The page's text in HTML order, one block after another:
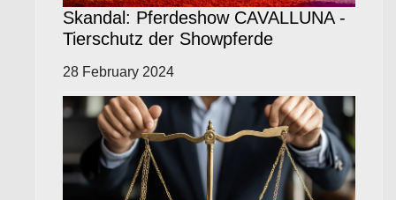
Skandal: Pferdeshow CAVALLUNA -
Tierschutz der Showpferde
28 February 2024